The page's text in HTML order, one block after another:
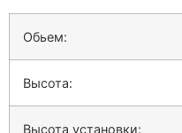
Обьем:
Высота:
Высота установки: